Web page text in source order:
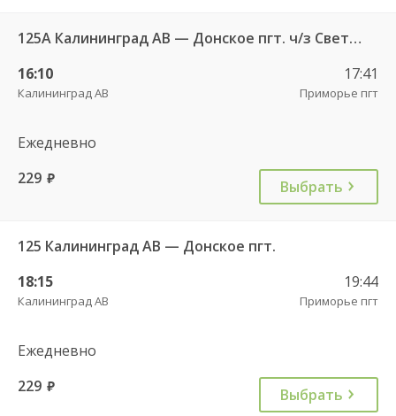
125А Калининград АВ — Донское пгт. ч/з Светлогорск г.
16:10
Калининград АВ
17:41
Приморье пгт
Ежедневно
229 руб. Выбрать
125 Калининград АВ — Донское пгт.
18:15
Калининград АВ
19:44
Приморье пгт
Ежедневно
229 руб. Выбрать